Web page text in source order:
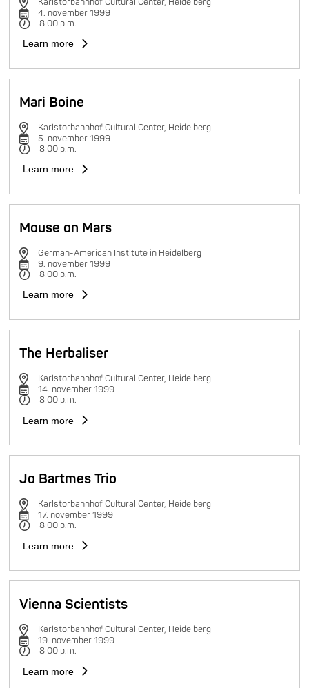
4. november 1999
8:00 p.m.
Learn more
Mari Boine
Karlstorbahnhof Cultural Center, Heidelberg
5. november 1999
8:00 p.m.
Learn more
Mouse on Mars
German-American Institute in Heidelberg
9. november 1999
8:00 p.m.
Learn more
The Herbaliser
Karlstorbahnhof Cultural Center, Heidelberg
14. november 1999
8:00 p.m.
Learn more
Jo Bartmes Trio
Karlstorbahnhof Cultural Center, Heidelberg
17. november 1999
8:00 p.m.
Learn more
Vienna Scientists
Karlstorbahnhof Cultural Center, Heidelberg
19. november 1999
8:00 p.m.
Learn more